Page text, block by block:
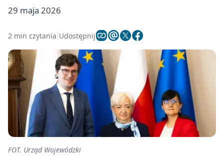
29 maja 2026
2 min czytania Udostępnij
FOT. Urząd Wojewódzki